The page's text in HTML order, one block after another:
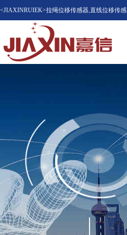
<JIAXINRUIEK>拉绳位移传感器,直线位移传感
器（位移计），磁致伸缩位移传感器，LVDT位
移传感器知名品牌供应商